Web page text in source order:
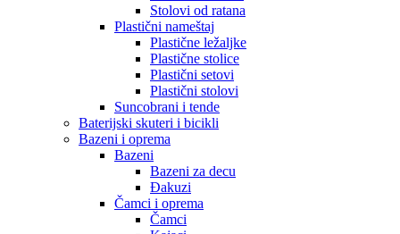
Stolovi od ratana
Plastični nameštaj
Plastične ležaljke
Plastične stolice
Plastični setovi
Plastični stolovi
Suncobrani i tende
Baterijski skuteri i bicikli
Bazeni i oprema
Bazeni
Bazeni za decu
Đakuzi
Čamci i oprema
Čamci